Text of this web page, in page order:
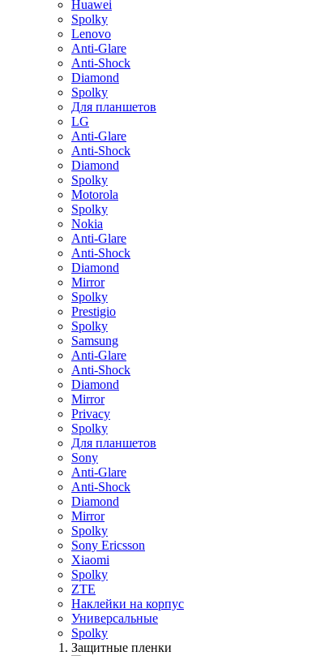
Huawei
Spolky
Lenovo
Anti-Glare
Anti-Shock
Diamond
Spolky
Для планшетов
LG
Anti-Glare
Anti-Shock
Diamond
Spolky
Motorola
Spolky
Nokia
Anti-Glare
Anti-Shock
Diamond
Mirror
Spolky
Prestigio
Spolky
Samsung
Anti-Glare
Anti-Shock
Diamond
Mirror
Privacy
Spolky
Для планшетов
Sony
Anti-Glare
Anti-Shock
Diamond
Mirror
Spolky
Sony Ericsson
Xiaomi
Spolky
ZTE
Наклейки на корпус
Универсальные
Spolky
Защитные пленки